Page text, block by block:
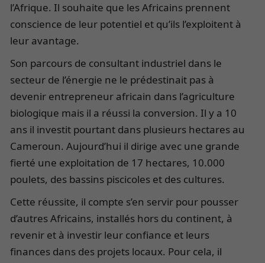
l’Afrique. Il souhaite que les Africains prennent
conscience de leur potentiel et qu’ils l’exploitent à
leur avantage.
Son parcours de consultant industriel dans le
secteur de l’énergie ne le prédestinait pas à
devenir entrepreneur africain dans l’agriculture
biologique mais il a réussi la conversion. Il y a 10
ans il investit pourtant dans plusieurs hectares au
Cameroun. Aujourd’hui il dirige avec une grande
fierté une exploitation de 17 hectares, 10.000
poulets, des bassins piscicoles et des cultures.
Cette réussite, il compte s’en servir pour pousser
d’autres Africains, installés hors du continent, à
revenir et à investir leur confiance et leurs
finances dans des projets locaux. Pour cela, il